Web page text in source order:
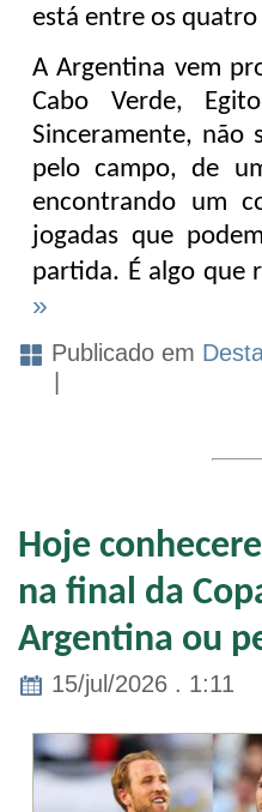
está entre os
A Argentina vem
Cabo Verde,
Sinceramente, não
pelo campo, de
encontrando um
jogadas que
partida. É algo que
»
Publicado em
|
Hoje
na final da
Argentina ou
15/jul/2026 . 1:11